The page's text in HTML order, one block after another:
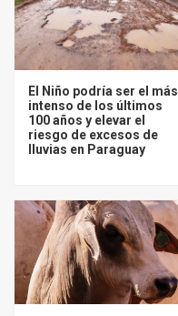
El Niño podría ser el más
intenso de los últimos
100 años y elevar el
riesgo de excesos de
lluvias en Paraguay